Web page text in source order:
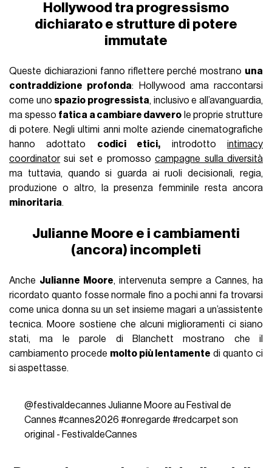
Hollywood tra progressismo
dichiarato e strutture di potere
immutate
Queste dichiarazioni fanno riflettere perché mostrano una
contraddizione profonda: Hollywood ama raccontarsi
come uno spazio progressista, inclusivo e all’avanguardia,
ma spesso fatica a cambiare davvero le proprie strutture
di potere. Negli ultimi anni molte aziende cinematografiche
hanno adottato codici etici, introdotto intimacy
coordinatorsui set e promossocampagne sulla diversità
ma tuttavia, quando si guarda ai ruoli decisionali, regia,
produzione o altro, la presenza femminile resta ancora
minoritaria.
Julianne Moore e i cambiamenti
(ancora) incompleti
Anche Julianne Moore, intervenuta sempre a Cannes, ha
ricordato quanto fosse normale fino a pochi anni fa trovarsi
come unica donna su un set insieme magari a un’assistente
tecnica. Moore sostiene che alcuni miglioramenti ci siano
stati, ma le parole di Blanchett mostrano che il
cambiamento procede molto più lentamente di quanto ci
si aspettasse.
@festivaldecannes Julianne Moore au Festival de
Cannes #cannes2026 #onregarde #redcarpet son
original - FestivaldeCannes